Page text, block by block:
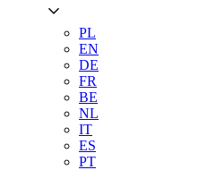
PL
EN
DE
FR
BE
NL
IT
ES
PT